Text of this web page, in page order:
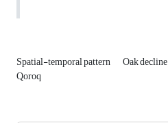
Spatial-temporal pattern Oak decline
Qoroq